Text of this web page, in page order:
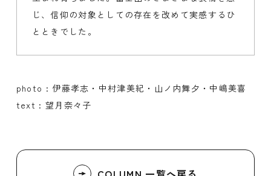
じ、信仰の対象としての存在を改めて実感するひ
とときでした。
photo : 伊藤孝志・中村津美紀・山ノ内舞夕・中嶋美喜
text : 望月奈々子